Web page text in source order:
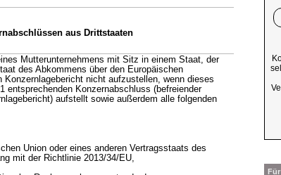
aus Drittstaaten
Mutterunternehmens mit Sitz in einem Staat, der
des Abkommens über den Europäischen
nicht aufzustellen, wenn dieses
entsprechenden Konzernabschluss (befreiender
aufstellt sowie außerdem alle folgenden
Union oder eines anderen Vertragsstaats des
mit der Richtlinie 2013/34/EU,